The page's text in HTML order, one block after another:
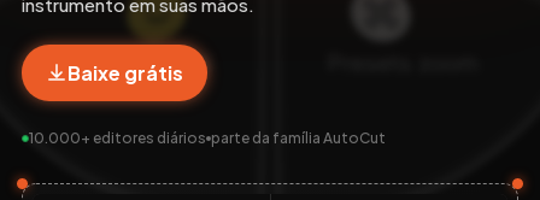
Baixe grátis
10.000+ editores diários parte da família AutoCut